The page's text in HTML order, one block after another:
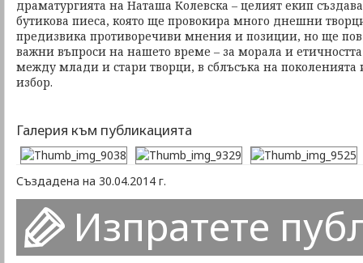
драматургията на Наташа Колевска – целият екип
бутикова пиеса, която ще провокира много днешни
предизвика противоречиви мнения и позиции, но ще
важни въпроси на нашето време – за морала и
между млади и стари творци, в сблъсъка на поколенията
избор.
Галерия към публикацията
Създадена на 30.04.2014 г.
Изпратете